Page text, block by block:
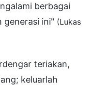
berbagai
generasi ini" (Lukas
teriakan,
keluarlah